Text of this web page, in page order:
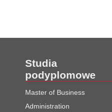
Studia
podyplomowe
Master of Business
Administration